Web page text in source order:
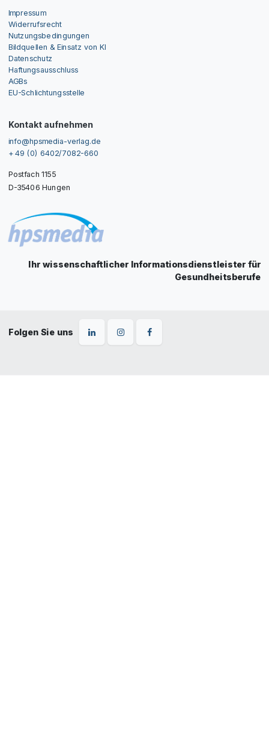
Impressum
Widerrufsrecht
Nutzungsbedingungen
Bildquellen & Einsatz von KI
Datenschutz
Haftungsausschluss
AGBs
EU-Schlichtungsstelle
Kontakt aufnehmen
info@hpsmedia-verlag.de
+ 49 (0) 6402/7082-660
Postfach 1155
D-35406 Hungen
Ihr wissenschaftlicher Informationsdienstleister für
Gesundheitsberufe
Folgen Sie uns